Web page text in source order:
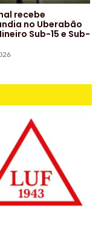
recebe
no Uberabão
Sub-15 e Sub-